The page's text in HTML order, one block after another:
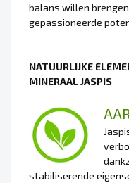
balans willen
gepassioneerde
NATUURLIJKE
MINERAAL JASPIS
stabiliserende